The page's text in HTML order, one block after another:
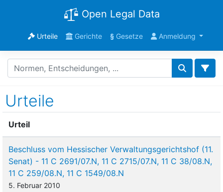
Open Legal Data
Urteile Gerichte §Gesetze Anmeldung
Urteile
Urteil
Beschluss vom Hessischer Verwaltungsgerichtshof (11.
Senat) - 11 C 2691/07.N, 11 C 2715/07.N, 11 C 38/08.N,
11 C 259/08.N, 11 C 1549/08.N
5. Februar 2010